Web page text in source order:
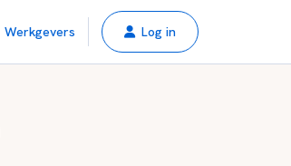
Werkgevers Log in